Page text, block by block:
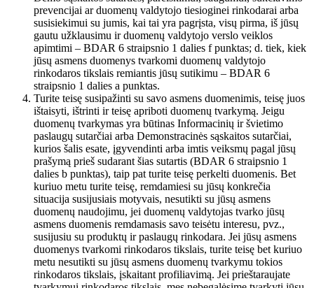
prevencijai ar duomenų valdytojo tiesioginei rinkodarai arba
susisiekimui su jumis, kai tai yra pagrįsta, visų pirma, iš jūsų
gautu užklausimu ir duomenų valdytojo verslo veiklos
apimtimi – BDAR 6 straipsnio 1 dalies f punktas; d. tiek, kiek
jūsų asmens duomenys tvarkomi duomenų valdytojo
rinkodaros tikslais remiantis jūsų sutikimu – BDAR 6
straipsnio 1 dalies a punktas.
Turite teisę susipažinti su savo asmens duomenimis, teisę juos
ištaisyti, ištrinti ir teisę apriboti duomenų tvarkymą. Jeigu
duomenų tvarkymas yra būtinas Informacinių ir švietimo
paslaugų sutarčiai arba Demonstracinės sąskaitos sutarčiai,
kurios šalis esate, įgyvendinti arba imtis veiksmų pagal jūsų
prašymą prieš sudarant šias sutartis (BDAR 6 straipsnio 1
dalies b punktas), taip pat turite teisę perkelti duomenis. Bet
kuriuo metu turite teisę, remdamiesi su jūsų konkrečia
situacija susijusiais motyvais, nesutikti su jūsų asmens
duomenų naudojimu, jei duomenų valdytojas tvarko jūsų
asmens duomenis remdamasis savo teisėtu interesu, pvz.,
susijusiu su produktų ir paslaugų rinkodara. Jei jūsų asmens
duomenys tvarkomi rinkodaros tikslais, turite teisę bet kuriuo
metu nesutikti su jūsų asmens duomenų tvarkymu tokios
rinkodaros tikslais, įskaitant profiliavimą. Jei prieštaraujate